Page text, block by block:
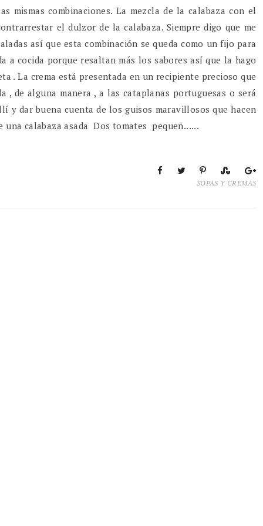
combinaciones. La mezcla de la calabaza con el
el dulzor de la calabaza. Siempre digo que me
así que esta combinación se queda como un fijo para
a cocida porque resaltan más los sabores así que la hago
. La crema está presentada en un recipiente precioso que
de alguna manera , a las cataplanas portuguesas o será
y dar buena cuenta de los guisos maravillosos que hacen
calabaza asada Dos tomates pequeñ......
SOPAS Y CREMAS